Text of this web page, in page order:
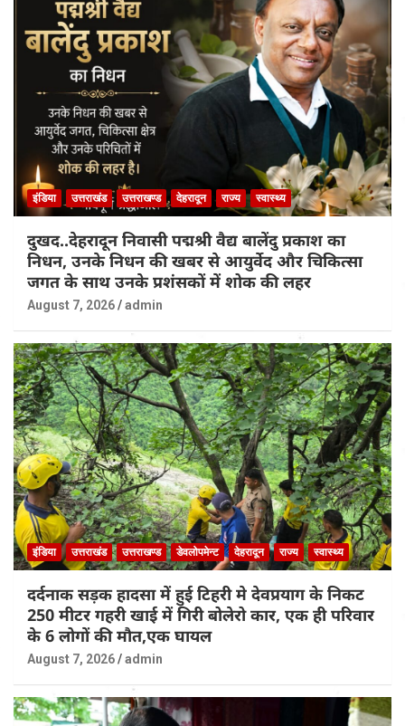
इंडिया उत्तराखंड उत्तराखण्ड देहरादून राज्य स्वास्थ्य
दुखद..देहरादून निवासी पद्मश्री वैद्य बालेंदु प्रकाश का
निधन, उनके निधन की खबर से आयुर्वेद और चिकित्सा
जगत के साथ उनके प्रशंसकों में शोक की लहर
August 7, 2026 admin
इंडिया उत्तराखंड उत्तराखण्ड डेवलोपमेन्ट देहरादून राज्य स्वास्थ्य
दर्दनाक सड़क हादसा में हुई टिहरी मे देवप्रयाग के निकट
250 मीटर गहरी खाई में गिरी बोलेरो कार, एक ही परिवार
के 6 लोगों की मौत,एक घायल
August 7, 2026 admin